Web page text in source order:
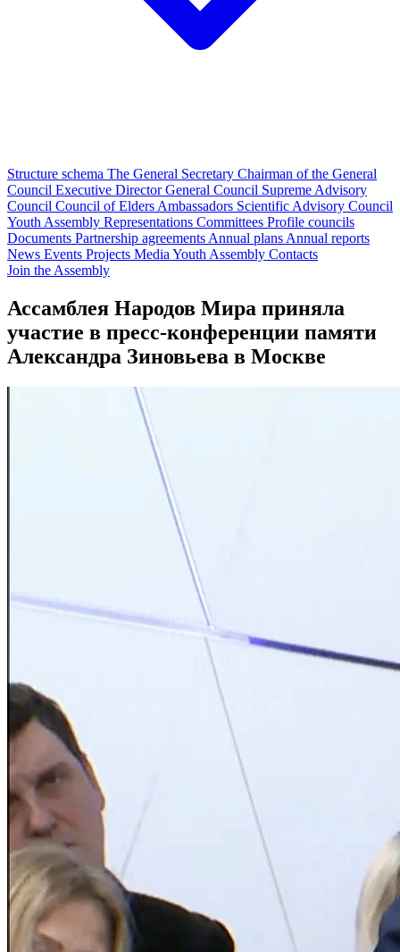
Structure schema The General Secretary Chairman of the General
Council Executive DirectorGeneral Council Supreme Advisory
Council Council of Elders Ambassadors Scientific Advisory Council
Youth Assembly Representations Committees Profile councils
Documents Partnership agreements Annual plans Annual reports
News Events Projects Media Youth Assembly Contacts
Join the Assembly
Ассамблея Народов Мира приняла
участие в пресс-конференции памяти
Александра Зиновьева в Москве